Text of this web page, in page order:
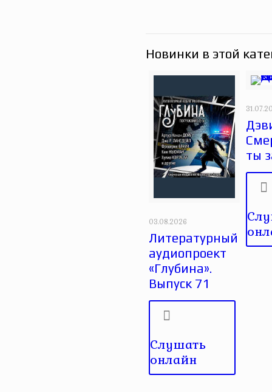
Новинки в этой
03.08.2026
Литературный
аудиопроект
«Глубина».
Выпуск 71
Слушать
онлайн
ты